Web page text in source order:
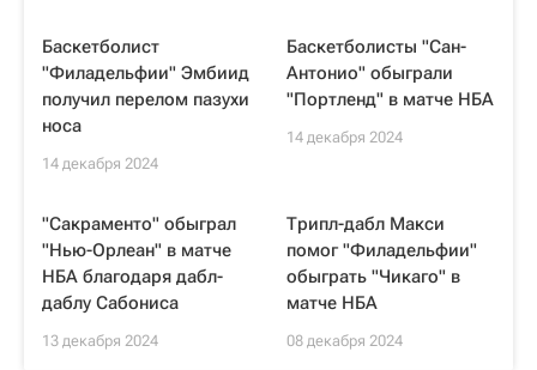
Баскетболист
"Филадельфии" Эмбиид
получил перелом пазухи
носа
14 декабря 2024
Баскетболисты "Сан-
Антонио" обыграли
"Портленд" в матче НБА
14 декабря 2024
"Сакраменто" обыграл
"Нью-Орлеан" в матче
НБА благодаря дабл-
даблу Сабониса
13 декабря 2024
Трипл-дабл Макси
помог "Филадельфии"
обыграть "Чикаго" в
матче НБА
08 декабря 2024